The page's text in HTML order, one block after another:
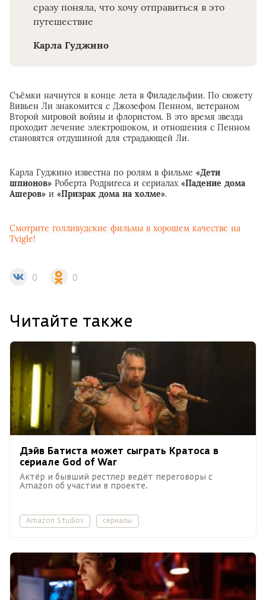
сразу поняла, что хочу отправиться в это
путешествие
Карла Гуджино
Съёмки начнутся в конце лета в Филадельфии. По сюжету
Вивьен Ли знакомится с Джозефом Пенном, ветераном
Второй мировой войны и флористом. В это время звезда
проходит лечение электрошоком, и отношения с Пенном
становятся отдушиной для страдающей Ли.
Карла Гуджино известна по ролям в фильме «Дети
шпионов» Роберта Родригеса и сериалах «Падение дома
Ашеров» и «Призрак дома на холме».
Смотрите голливудские фильмы в хорошем качестве на
Tvigle!
0 0
Читайте также
Дэйв Батиста может сыграть Кратоса в
сериале God of War
Актёр и бывший рестлер ведёт переговоры с
Amazon об участии в проекте.
Amazon Studios сериалы